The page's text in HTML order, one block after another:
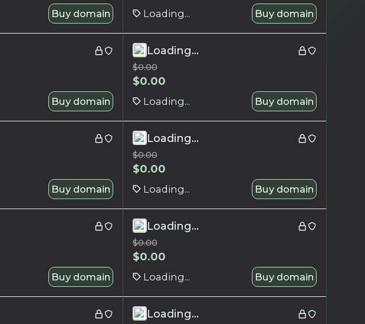
Buy domain Loading... Buy domain
Buy domain
Loading...
$0.00
$0.00
Loading... Buy domain
Buy domain
Loading...
$0.00
$0.00
Loading... Buy domain
Buy domain
Loading...
$0.00
$0.00
Loading... Buy domain
Loading...